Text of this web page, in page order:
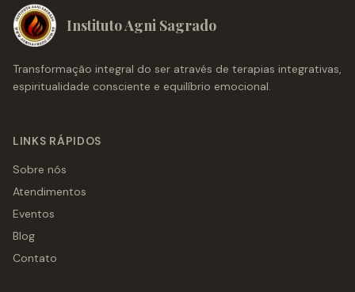
Instituto Agni Sagrado
Transformação integral do ser através de terapias integrativas,
espiritualidade consciente e equilíbrio emocional.
LINKS RÁPIDOS
Sobre nós
Atendimentos
Eventos
Blog
Contato